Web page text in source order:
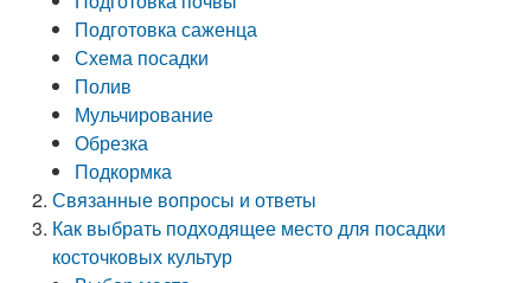
Подготовка саженца
Схема посадки
Полив
Мульчирование
Обрезка
Подкормка
Связанные вопросы и ответы
Как выбрать подходящее место для посадки
косточковых культур